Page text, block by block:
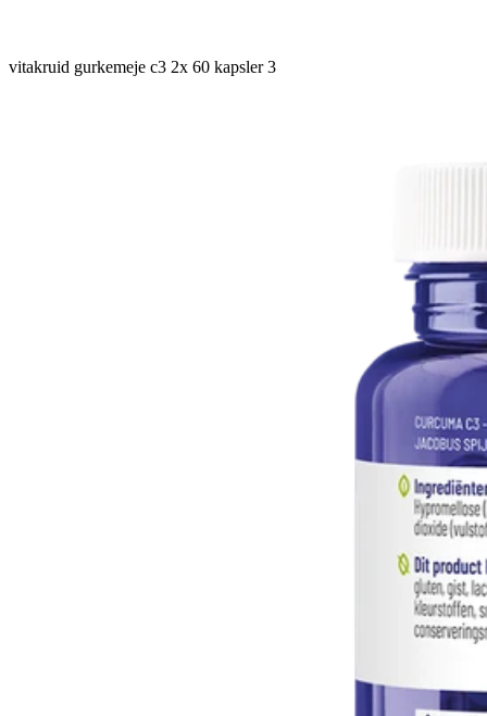
vitakruid gurkemeje c3 2x 60 kapsler 3